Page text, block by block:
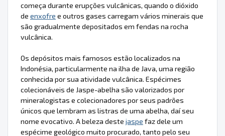
começa durante erupções vulcânicas, quando o dióxido
de enxofre e outros gases carregam vários minerais que
são gradualmente depositados em fendas na rocha
vulcânica.
Os depósitos mais famosos estão localizados na
Indonésia, particularmente na ilha de Java, uma região
conhecida por sua atividade vulcânica. Espécimes
colecionáveis de Jaspe-abelha são valorizados por
mineralogistas e colecionadores por seus padrões
únicos que lembram as listras de uma abelha, daí seu
nome evocativo. A beleza deste jaspe faz dele um
espécime geológico muito procurado, tanto pelo seu